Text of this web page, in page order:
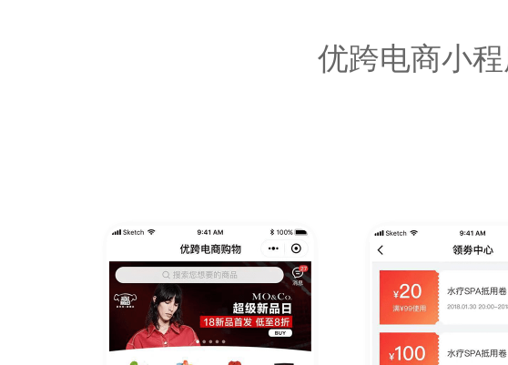
优跨电商小